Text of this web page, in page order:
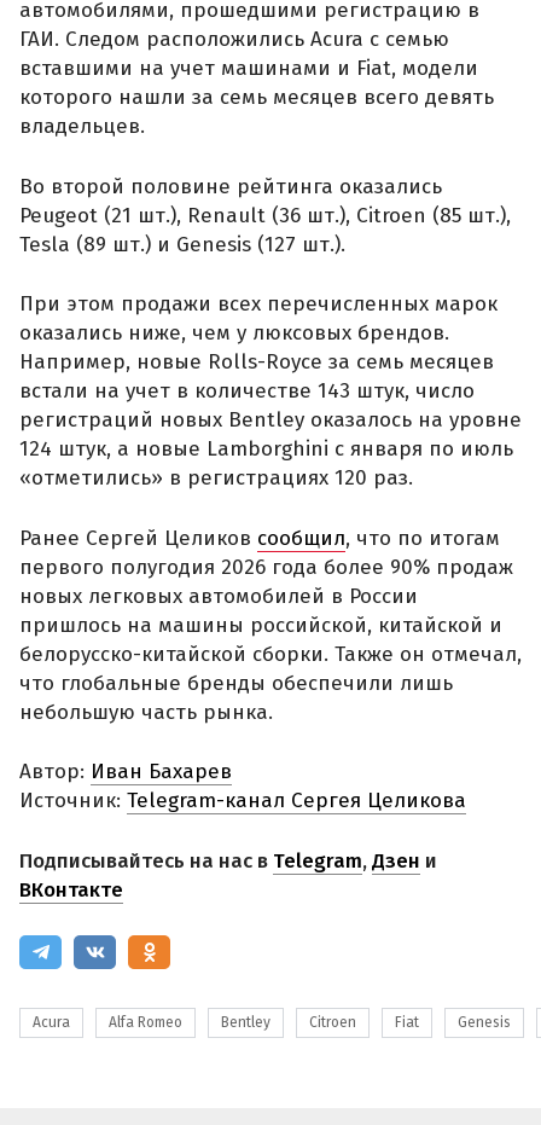
автомобилями, прошедшими регистрацию в
ГАИ. Следом расположились Acura с семью
вставшими на учет машинами и Fiat, модели
которого нашли за семь месяцев всего девять
владельцев.
Во второй половине рейтинга оказались
Peugeot (21 шт.), Renault (36 шт.), Citroen (85 шт.),
Tesla (89 шт.) и Genesis (127 шт.).
При этом продажи всех перечисленных марок
оказались ниже, чем у люксовых брендов.
Например, новые Rolls-Royce за семь месяцев
встали на учет в количестве 143 штук, число
регистраций новых Bentley оказалось на уровне
124 штук, а новые Lamborghini с января по июль
«отметились» в регистрациях 120 раз.
Ранее Сергей Целиков сообщил, что по итогам
первого полугодия 2026 года более 90% продаж
новых легковых автомобилей в России
пришлось на машины российской, китайской и
белорусско-китайской сборки. Также он отмечал,
что глобальные бренды обеспечили лишь
небольшую часть рынка.
Автор: Иван Бахарев
Источник: Telegram-канал Сергея Целикова
Подписывайтесь на нас в Telegram,Дзен и
ВКонтакте
Acura Alfa Romeo Bentley Citroen Fiat Genesis